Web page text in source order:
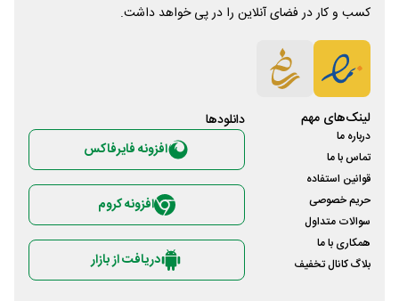
کسب و کار در فضای آنلاین را در پی خواهد داشت.
لینک‌های مهم
درباره ما
تماس با ما
قوانین استفاده
حریم خصوصی
سوالات متداول
همکاری با ما
بلاگ کانال تخفیف
دانلود‌ها
افزونه فایرفاکس
افزونه کروم
دریافت از بازار